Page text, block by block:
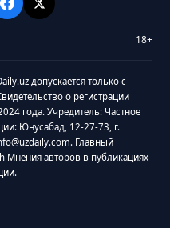
18+
допускается только с
о регистрации
года. Учредитель: Частное
Юнусабад, 12-27-73, г.
Главный
Мнения авторов в публикациях